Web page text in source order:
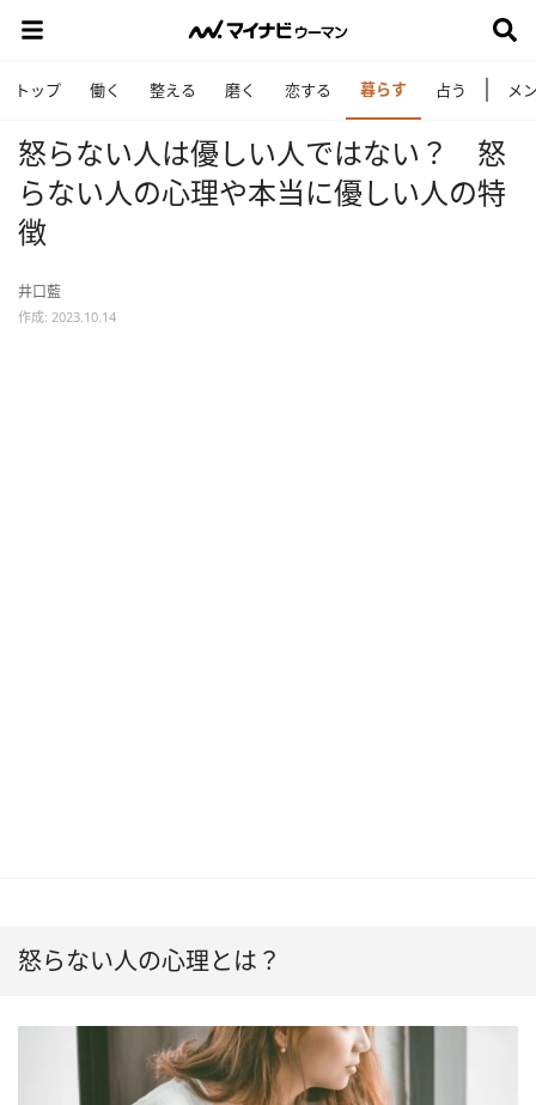
トップ 働く 整える 磨く 恋する 暮らす 占う メ
怒らない人は優しい人ではない？ 怒
らない人の心理や本当に優しい人の特
徴
井口藍
作成: 2023.10.14
怒らない人の心理とは？